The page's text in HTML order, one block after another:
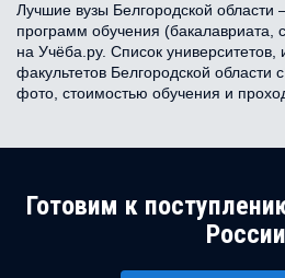
Лучшие вузы Белгородской области
программ обучения (бакалавриата,
на Учёба.ру. Список университетов,
факультетов Белгородской области
фото, стоимостью обучения и
Готовим к
России